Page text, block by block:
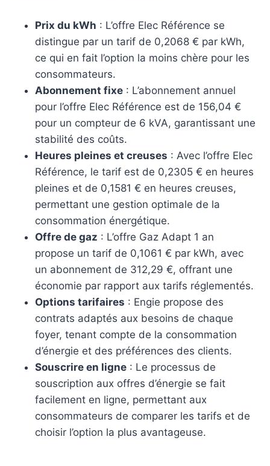
Prix du kWh : L’offre Elec Référence se
distingue par un tarif de 0,2068 € par kWh,
ce qui en fait l’option la moins chère pour les
consommateurs.
Abonnement fixe : L’abonnement annuel
pour l’offre Elec Référence est de 156,04 €
pour un compteur de 6 kVA, garantissant une
stabilité des coûts.
Heures pleines et creuses : Avec l’offre Elec
Référence, le tarif est de 0,2305 € en heures
pleines et de 0,1581 € en heures creuses,
permettant une gestion optimale de la
consommation énergétique.
Offre de gaz : L’offre Gaz Adapt 1 an
propose un tarif de 0,1061 € par kWh, avec
un abonnement de 312,29 €, offrant une
économie par rapport aux tarifs réglementés.
Options tarifaires : Engie propose des
contrats adaptés aux besoins de chaque
foyer, tenant compte de la consommation
d’énergie et des préférences des clients.
Souscrire en ligne : Le processus de
souscription aux offres d’énergie se fait
facilement en ligne, permettant aux
consommateurs de comparer les tarifs et de
choisir l’option la plus avantageuse.